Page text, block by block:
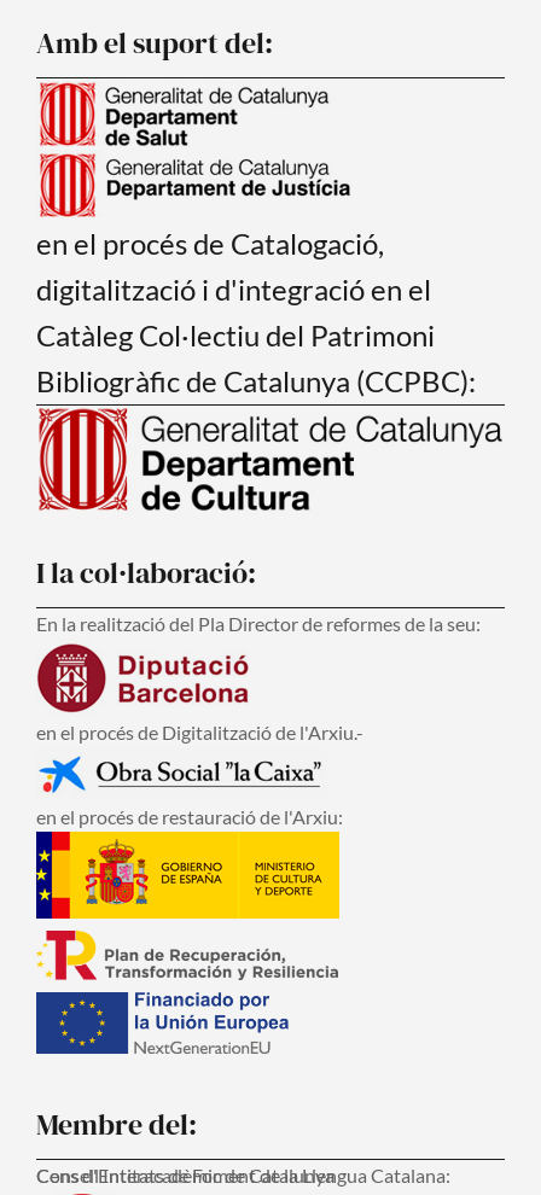
k
Amb el suport del:
en el procés de Catalogació,
digitalització i d'integració en el
Catàleg Col·lectiu del Patrimoni
Bibliogràfic de Catalunya (CCPBC):
I la col·laboració:
En la realització del Pla Director de reformes de la seu:
en el procés de Digitalització de l'Arxiu.-
en el procés de restauració de l'Arxiu:
Membre del:
Consell Interacadèmic de Catalunya
Cens d'Entitats de Foment de la Llengua Catalana: